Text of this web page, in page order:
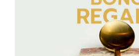
SELECCIONAR IMPORTE